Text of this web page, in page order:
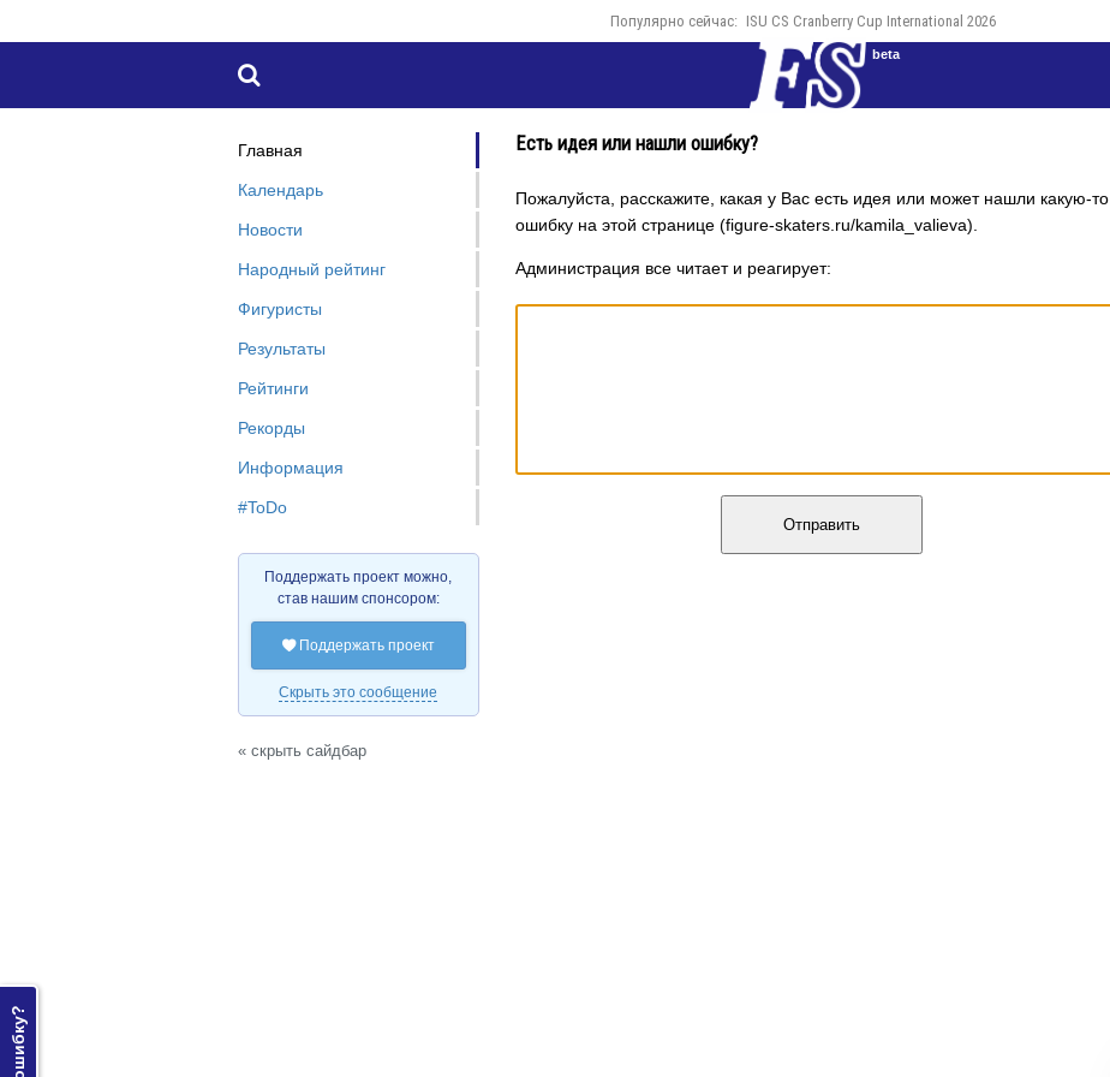
Популярно сейчас: ISU CS Cranberry Cup International 2026

beta
Есть идея или нашли ошибку?
Пожалуйста, расскажите, какая у Вас есть идея или может нашли какую-то
ошибку на этой странице (figure-skaters.ru/kamila_valieva).
Администрация все читает и реагирует:
Отправить
Главная
Календарь
Новости
Народный рейтинг
Фигуристы
Результаты
Рейтинги
Рекорды
Информация
#ToDo
Поддержать проект можно,
став нашим спонсором:
Поддержать проект
Скрыть это сообщение
« скрыть сайдбар